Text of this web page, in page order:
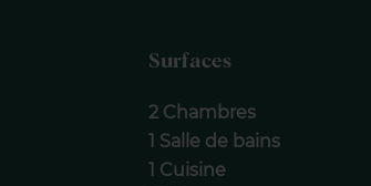
Surfaces
2 Chambres
1 Salle de bains
1 Cuisine